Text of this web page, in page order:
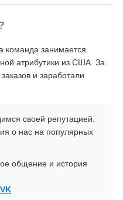
команда занимается
атрибутики из США. За
и заработали
своей репутацией.
о нас на популярных
общение и история